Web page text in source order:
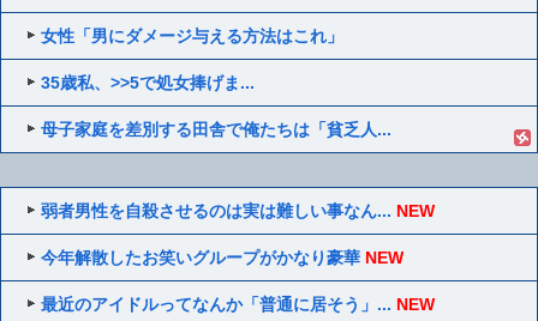
女性「男にダメージ与える方法はこれ」
35歳私、>>5で処女捧げま...
母子家庭を差別する田舎で俺たちは「貧乏人...
弱者男性を自殺させるのは実は難しい事なん... NEW
今年解散したお笑いグループがかなり豪華 NEW
最近のアイドルってなんか「普通に居そう」... NEW